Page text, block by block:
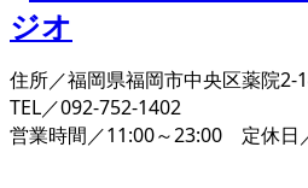
住所／福岡県福岡市中央区薬院
TEL／092-752-1402
営業時間／11:00～23:00 定休日